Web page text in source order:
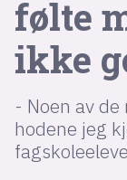
følte
ikke
- Noen av
hodene jeg
kode24-
LinkedIn
Bluesky
Facebook